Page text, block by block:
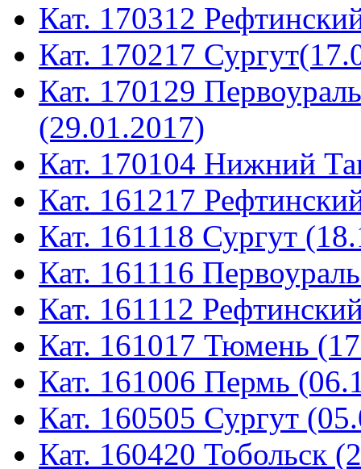
Кат. 170312
Кат. 170217
Кат. 170129
(29.01.2017)
Кат. 170104 Нижний
Кат. 161217
Кат. 161118 Сургут
Кат. 161116
Кат. 161112
Кат. 161017 Тюмень
Кат. 161006 Пермь
Кат. 160505 Сургут
Кат. 160420 Тобольск